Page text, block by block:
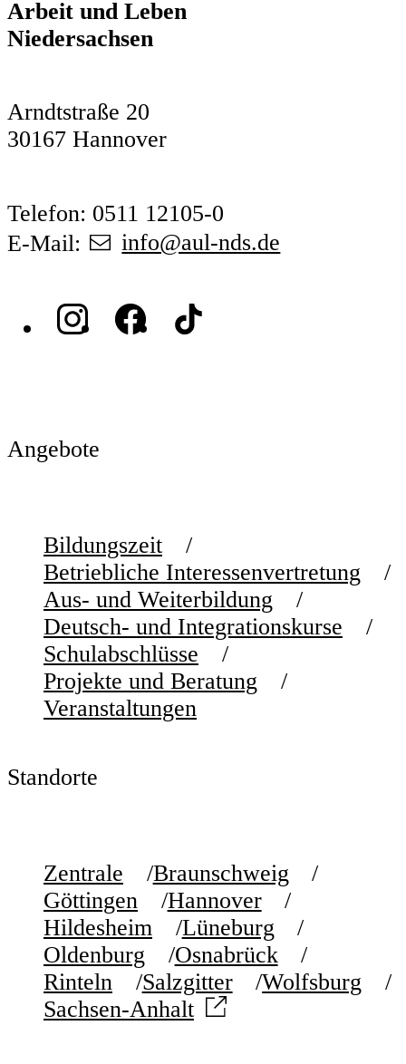
Arbeit und Leben
Niedersachsen
Arndtstraße 20
30167 Hannover
Telefon: 0511 12105-0
E-Mail:
info@aul-nds.de
Angebote
Bildungszeit
Betriebliche Interessenvertretung
Aus- und Weiterbildung
Deutsch- und Integrationskurse
Schulabschlüsse
Projekte und Beratung
Veranstaltungen
Standorte
Zentrale
Braunschweig
Göttingen
Hannover
Hildesheim
Lüneburg
Oldenburg
Osnabrück
Rinteln
Salzgitter
Wolfsburg
Sachsen-Anhalt